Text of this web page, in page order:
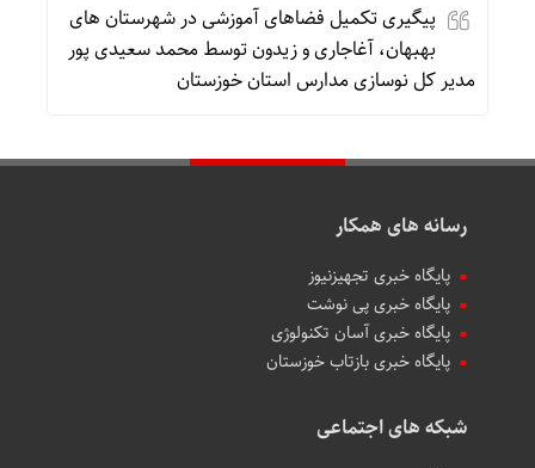
پیگیری تکمیل فضاهای آموزشی در شهرستان های
بهبهان، آغاجاری و زیدون توسط محمد سعیدی پور
مدیر کل نوسازی مدارس استان خوزستان
رسانه های همکار
پایگاه خبری تجهیزنیوز
پایگاه خبری پی نوشت
پایگاه خبری آسان تکنولوژی
پایگاه خبری بازتاب خوزستان
شبکه های اجتماعی